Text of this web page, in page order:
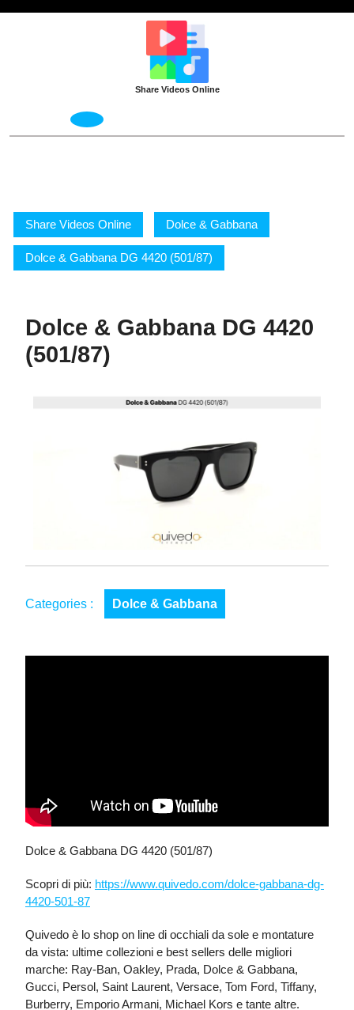
Share Videos Online
Open
Share Videos Online Dolce & Gabbana
Dolce & Gabbana DG 4420 (501/87)
Dolce & Gabbana DG 4420
(501/87)
Categories : Dolce & Gabbana
Dolce & Gabbana DG 4420 (501/87)
Scopri di più: https://www.quivedo.com/dolce-gabbana-dg-
4420-501-87
Quivedo è lo shop on line di occhiali da sole e montature
da vista: ultime collezioni e best sellers delle migliori
marche: Ray-Ban, Oakley, Prada, Dolce & Gabbana,
Gucci, Persol, Saint Laurent, Versace, Tom Ford, Tiffany,
Burberry, Emporio Armani, Michael Kors e tante altre.